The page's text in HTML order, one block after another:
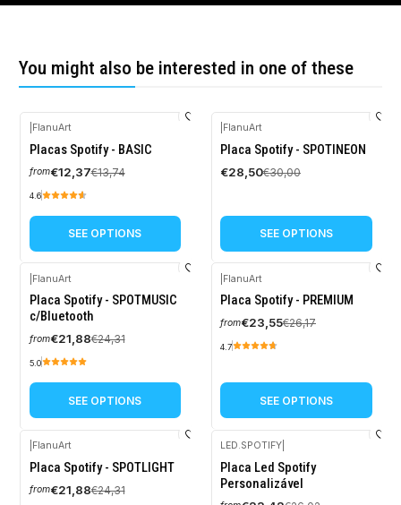
You might also be interested in one of these
-10%
OFF
FlanuArt
Placas Spotify - BASIC
from€12,37€13,74
4.6
SEE OPTIONS
-5%
OFF
FlanuArt
Placa Spotify - SPOTINEON
€28,50€30,00
SEE OPTIONS
-10%
OFF
FlanuArt
Placa Spotify - SPOTMUSIC
c/Bluetooth
from€21,88€24,31
5.0
SEE OPTIONS
-10%
OFF
FlanuArt
Placa Spotify - PREMIUM
from€23,55€26,17
4.7
SEE OPTIONS
-10%
OFF
FlanuArt
Placa Spotify - SPOTLIGHT
from€21,88€24,31
-10%
OFF
LED.SPOTIFY
Placa Led Spotify
Personalizável